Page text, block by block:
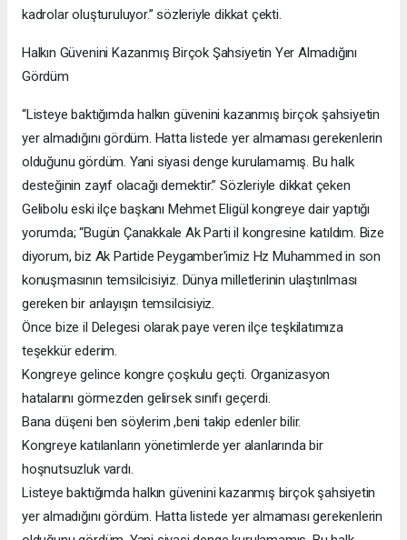
kadrolar oluşturuluyor.” sözleriyle dikkat çekti.
Halkın Güvenini Kazanmış Birçok Şahsiyetin Yer Almadığını
Gördüm
“Listeye baktığımda halkın güvenini kazanmış birçok şahsiyetin
yer almadığını gördüm. Hatta listede yer almaması gerekenlerin
olduğunu gördüm. Yani siyasi denge kurulamamış. Bu halk
desteğinin zayıf olacağı demektir.” Sözleriyle dikkat çeken
Gelibolu eski ilçe başkanı Mehmet Eligül kongreye dair yaptığı
yorumda; “Bugün Çanakkale Ak Parti il kongresine katıldım. Bize
diyorum, biz Ak Partide Peygamber'imiz Hz Muhammed in son
konuşmasının temsilcisiyiz. Dünya milletlerinin ulaştırılması
gereken bir anlayışın temsilcisiyiz.
Önce bize il Delegesi olarak paye veren ilçe teşkilatımıza
teşekkür ederim.
Kongreye gelince kongre çoşkulu geçti. Organizasyon
hatalarını görmezden gelirsek sınıfı geçerdi.
Bana düşeni ben söylerim ,beni takip edenler bilir.
Kongreye katılanların yönetimlerde yer alanlarında bir
hoşnutsuzluk vardı.
Listeye baktığımda halkın güvenini kazanmış birçok şahsiyetin
yer almadığını gördüm. Hatta listede yer almaması gerekenlerin